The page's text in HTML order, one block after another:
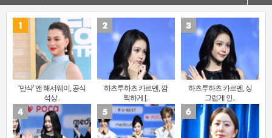
‘만삭’ 앤 해서웨이, 공식
석상..
하츠투하츠 카르멘, 깜
찍하게 [..
하츠투하츠 카르멘, 싱
그럽게 인..